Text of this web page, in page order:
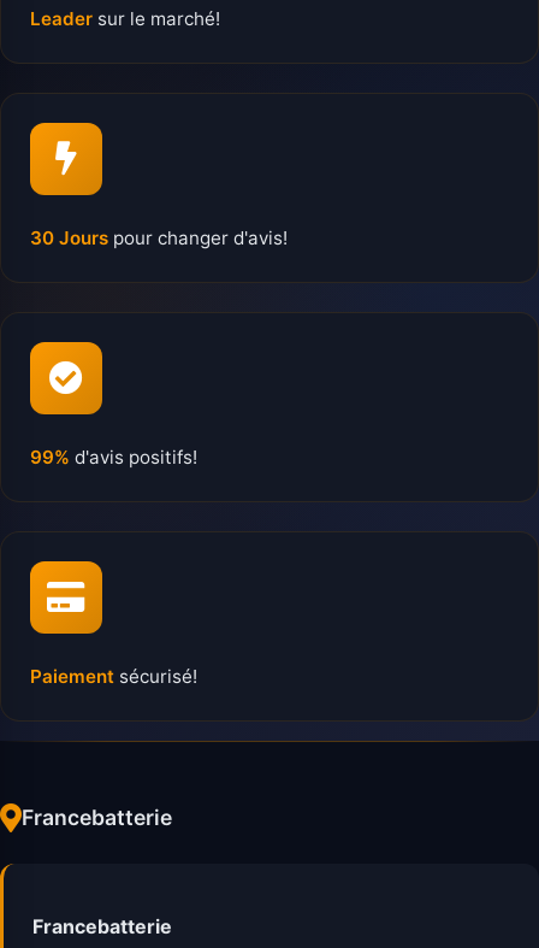
Leader sur le marché!
30 Jours pour changer d'avis!
99% d'avis positifs!
Paiement sécurisé!
Francebatterie
Francebatterie